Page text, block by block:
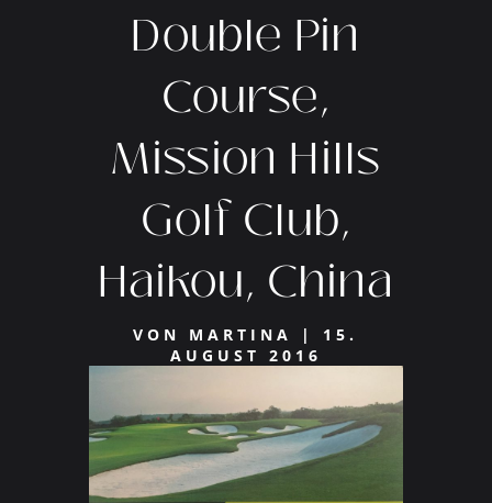
Double Pin
Course,
Mission Hills
Golf Club,
Haikou, China
VON MARTINA | 15.
AUGUST 2016